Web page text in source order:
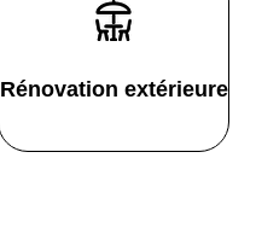
Rénovation extérieure